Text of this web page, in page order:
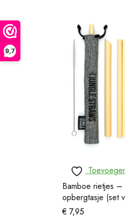
9,7
Bamboe rietjes –
opbergtasje (set
€ 7,95